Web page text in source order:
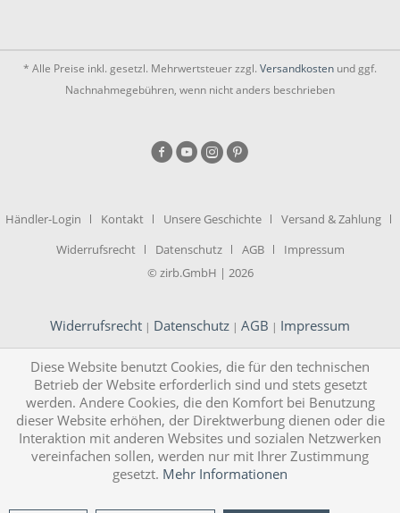
* Alle Preise inkl. gesetzl. Mehrwertsteuer zzgl. Versandkosten und ggf.
Nachnahmegebühren, wenn nicht anders beschrieben
Händler-Login Kontakt Unsere Geschichte
Versand & Zahlung
Widerrufsrecht
Datenschutz AGB
Impressum
© zirb.GmbH | 2026
Widerrufsrecht | Datenschutz | AGB | Impressum
Diese Website benutzt Cookies, die für den technischen
Betrieb der Website erforderlich sind und stets gesetzt
werden. Andere Cookies, die den Komfort bei Benutzung
dieser Website erhöhen, der Direktwerbung dienen oder die
Interaktion mit anderen Websites und sozialen Netzwerken
vereinfachen sollen, werden nur mit Ihrer Zustimmung
gesetzt. Mehr Informationen